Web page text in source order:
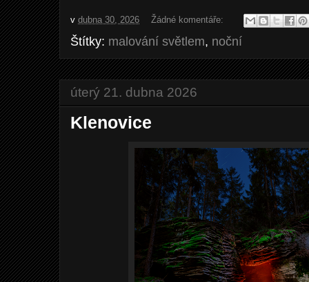
v dubna 30, 2026 Žádné komentáře:
Štítky: malování světlem, noční
úterý 21. dubna 2026
Klenovice